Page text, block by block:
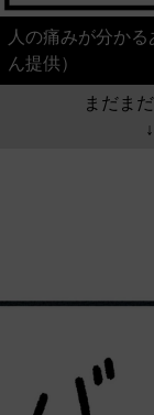
人の痛みが分か
ん提供）
まだま